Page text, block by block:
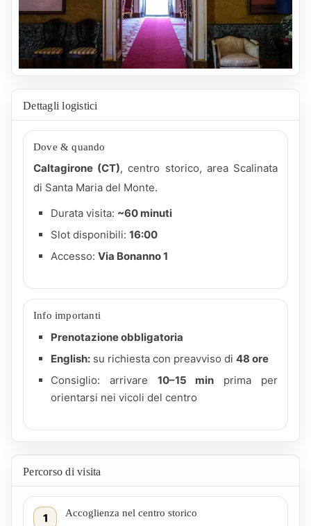
Dettagli logistici
Dove & quando
Caltagirone (CT), centro storico, area Scalinata
di Santa Maria del Monte.
Durata visita: ~60 minuti
Slot disponibili: 16:00
Accesso: Via Bonanno 1
Info importanti
Prenotazione obbligatoria
English: su richiesta con preavviso di 48 ore
Consiglio: arrivare 10–15 min prima per
orientarsi nei vicoli del centro
Percorso di visita
1 Accoglienza nel centro storico